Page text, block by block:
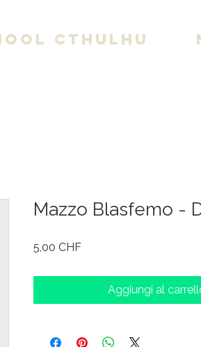
Cthulhu
Mazzo Blasfemo -
5,00 CHFPrezzo
Aggiungi al